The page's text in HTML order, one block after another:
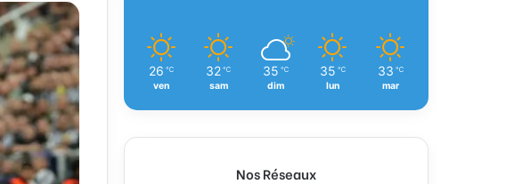
26 ℃
ven
32 ℃
sam
35 ℃
dim
35 ℃
lun
33 ℃
mar
Nos Réseaux